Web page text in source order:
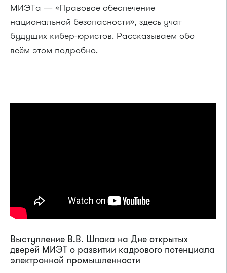
МИЭТа — «Правовое обеспечение
национальной безопасности», здесь учат
будущих кибер-юристов. Рассказываем обо
всём этом подробно.
Выступление В.В. Шпака на Дне открытых
дверей МИЭТ о развитии кадрового потенциала
электронной промышленности